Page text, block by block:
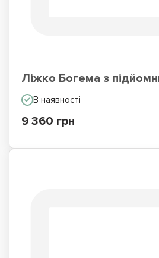
Ліжко Богема з
В наявності
9 360 грн